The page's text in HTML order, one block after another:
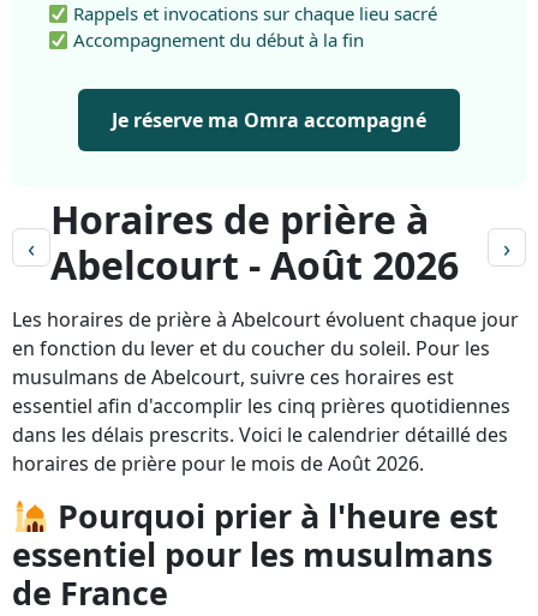
Rappels et invocations sur chaque lieu sacré
Accompagnement du début à la fin
Je réserve ma Omra accompagné
‹
Horaires de prière à
Abelcourt - Août 2026
›
Les horaires de prière à Abelcourt évoluent chaque jour
en fonction du lever et du coucher du soleil. Pour les
musulmans de Abelcourt, suivre ces horaires est
essentiel afin d'accomplir les cinq prières quotidiennes
dans les délais prescrits. Voici le calendrier détaillé des
horaires de prière pour le mois de Août 2026.
Pourquoi prier à l'heure est
essentiel pour les musulmans
de France